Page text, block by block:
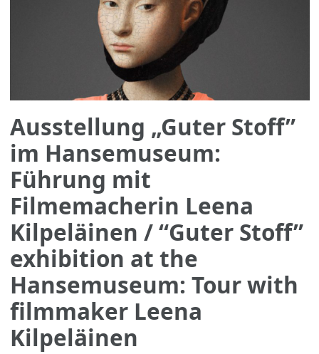
Ausstellung „Guter Stoff”
im Hansemuseum:
Führung mit
Filmemacherin Leena
Kilpeläinen / “Guter Stoff”
exhibition at the
Hansemuseum: Tour with
filmmaker Leena
Kilpeläinen